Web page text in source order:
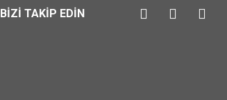
BİZİ TAKİP EDİN